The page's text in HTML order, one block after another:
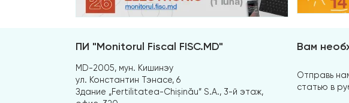
ПИ "Monitorul Fiscal FISC.MD"
MD-2005, мун. Кишинэу
ул. Константин Тэнасе, 6
Здание „Fertilitatea-Chișinău” S.A., 3-й этаж,
Вам
Отправь
статью в